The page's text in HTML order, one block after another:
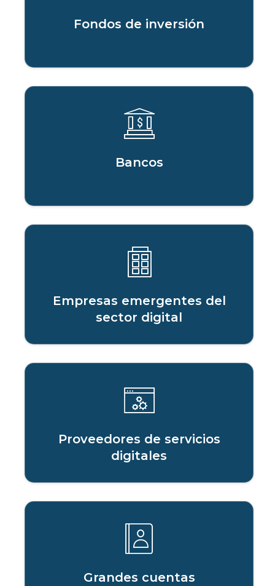
Fondos de inversión
Bancos
Empresas emergentes del
sector digital
Proveedores de servicios
digitales
Grandes cuentas